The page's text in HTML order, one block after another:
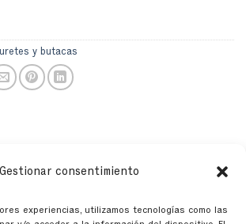
Gestionar consentimiento
experiencias, utilizamos tecnologías como las
y butacas